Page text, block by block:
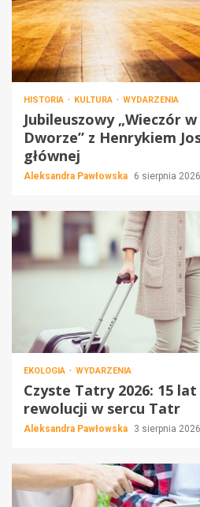
HISTORIA KULTURA WYDARZENIA
Jubileuszowy „Wieczór
Dworze” z Henrykiem
głównej
Aleksandra Pawłowska 6 sierpnia 2026
EKOLOGIA WYDARZENIA
Czyste Tatry 2026: 15
rewolucji w sercu Tatr
Aleksandra Pawłowska 3 sierpnia 2026